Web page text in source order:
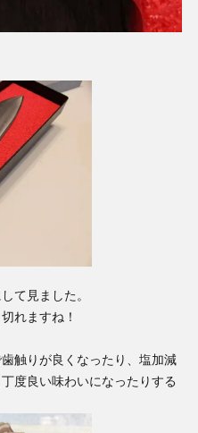
て見ました。
れますね！
触りが良くなったり、塩加減
度良い味わいになったりする